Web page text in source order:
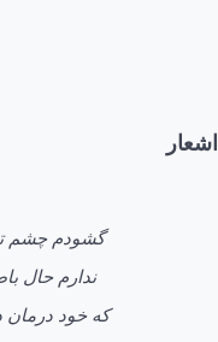
اشعار
گشودم چشم
ندارم حال
كه خود